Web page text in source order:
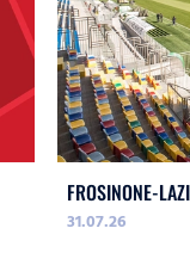
FROSINONE-
31.07.26